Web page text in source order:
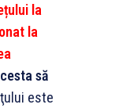
la
la
să
este